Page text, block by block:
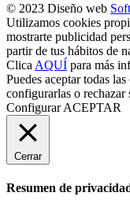
© 2023 Diseño web
Utilizamos cookies
mostrarte publicidad
partir de tus hábitos de
Clica AQUÍ para más
Puedes aceptar todas
configurarlas o
Configurar ACEPTAR
Cerrar
Resumen de